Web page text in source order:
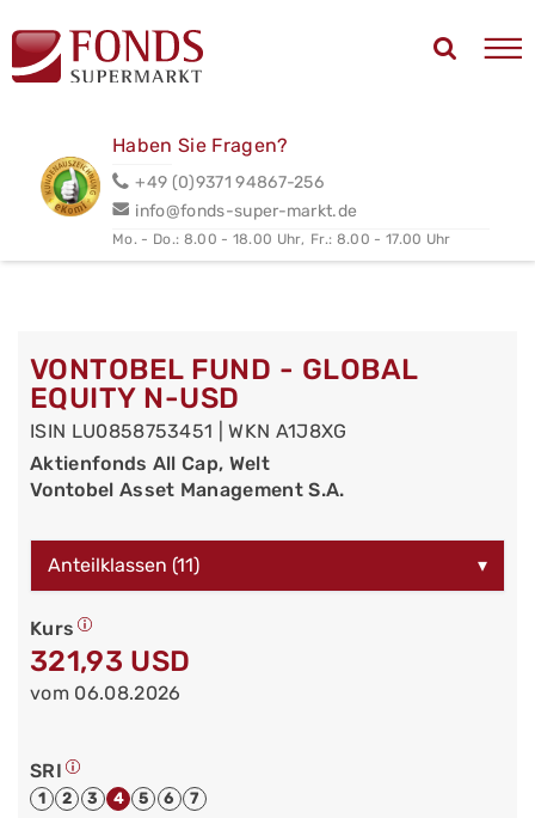
Haben Sie Fragen?
+49 (0)9371 94867-256
info@fonds-super-markt.de
Mo. - Do.: 8.00 - 18.00 Uhr, Fr.: 8.00 - 17.00 Uhr
VONTOBEL FUND - GLOBAL
EQUITY N-USD
ISIN LU0858753451 | WKN A1J8XG
Aktienfonds All Cap, Welt
Vontobel Asset Management S.A.
Anteilklassen (11) ▾
Kurs
321,93 USD
vom 06.08.2026
SRI
1 2 3 4 5 6 7